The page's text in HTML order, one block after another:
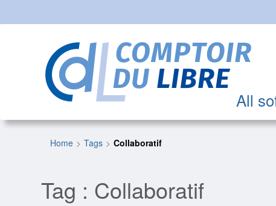
All
Home Tags Collaboratif
Tag : Collaboratif